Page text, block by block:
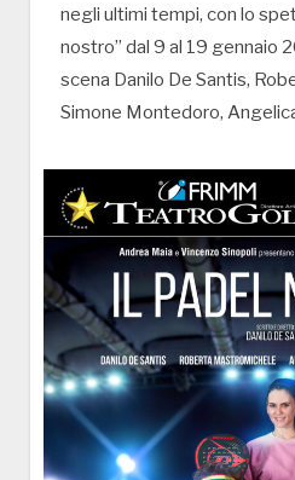
negli ultimi tempi, con lo
nostro” dal 9 al 19 gennaio
scena Danilo De Santis,
Simone Montedoro,